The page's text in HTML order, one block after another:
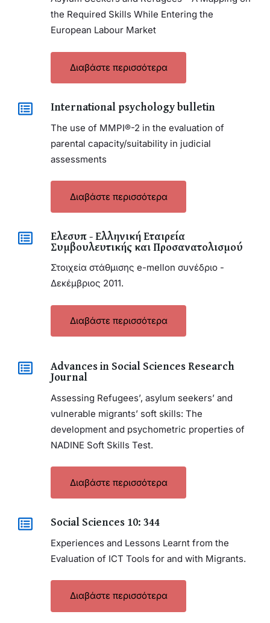
the Required Skills While Entering the
European Labour Market
Διαβάστε περισσότερα
International psychology bulletin
The use of MMPI®-2 in the evaluation of
parental capacity/suitability in judicial
assessments
Διαβάστε περισσότερα
Ελεσυπ - Ελληνική Εταιρεία
Συμβουλευτικής και Προσανατολισμού
Στοιχεία στάθμισης e-mellon συνέδριο -
Δεκέμβριος 2011.
Διαβάστε περισσότερα
Advances in Social Sciences Research
Journal
Assessing Refugees’, asylum seekers’ and
vulnerable migrants’ soft skills: The
development and psychometric properties of
NADINE Soft Skills Test.
Διαβάστε περισσότερα
Social Sciences 10: 344
Experiences and Lessons Learnt from the
Evaluation of ICT Tools for and with Migrants.
Διαβάστε περισσότερα